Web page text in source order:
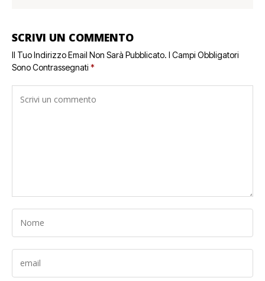
SCRIVI UN COMMENTO
Il Tuo Indirizzo Email Non Sarà Pubblicato. I Campi Obbligatori
Sono Contrassegnati *